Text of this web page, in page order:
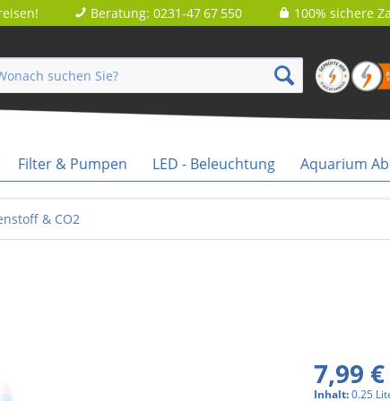
Beratung: 0231-47 67 550
100% sichere
Filter & Pumpen LED - Beleuchtung Aquarium
& CO2
7,99
Inhalt:0.25